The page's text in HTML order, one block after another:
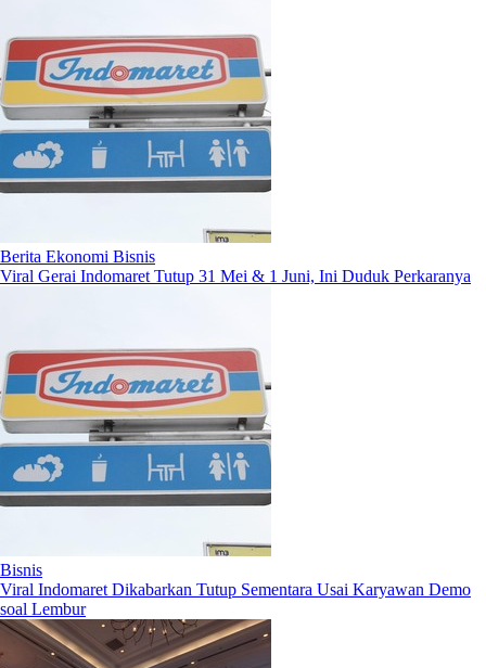
Berita Ekonomi Bisnis
Viral Gerai Indomaret Tutup 31 Mei & 1 Juni, Ini Duduk Perkaranya
Bisnis
Viral Indomaret Dikabarkan Tutup Sementara Usai Karyawan Demo
soal Lembur